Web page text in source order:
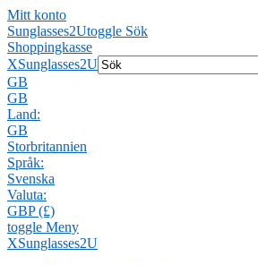
Mitt konto
Sunglasses2Utoggle Sök
Shoppingkasse
XSunglasses2U
GB
GB
Land:
GB
Storbritannien
Språk:
Svenska
Valuta:
GBP (£)
toggle Meny
XSunglasses2U